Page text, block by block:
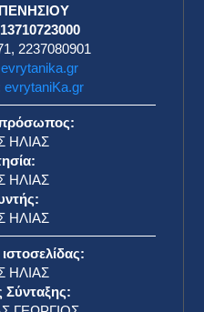
με θάρρος και να
– Το
για τις